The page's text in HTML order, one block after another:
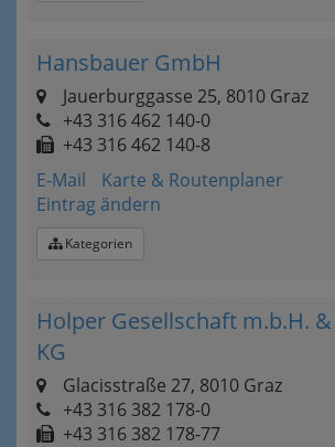
Hansbauer GmbH
Jauerburggasse 25, 8010 Graz
+43 316 462 140-0
+43 316 462 140-8
E-Mail
Karte & Routenplaner
Eintrag ändern
Kategorien
Holper Gesellschaft m.b.H. &
KG
Glacisstraße 27, 8010 Graz
+43 316 382 178-0
+43 316 382 178-77